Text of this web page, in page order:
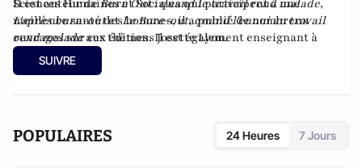
Sciences Humaines et Sociales qui participent à une
meilleure santé des hommes, il a publié de nombreux
ouvrages sur ces thèmes. Il est également enseignant à
l'Université Paris V et membre du comité Scientifique
International de l'UNESCO (département de Bioéthique).
Il est auteur deBurn Out : quand le travail rend malade,
L'après burn-outetLe Bore-out, quand l'ennui au travail
rend maladeaux éditions Josette Lyon.
SUIVRE
POPULAIRES 24 Heures 7 Jours